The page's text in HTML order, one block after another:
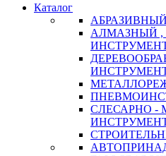
Каталог
АЛМАЗНЫЙ ,
СЛЕСАРНО